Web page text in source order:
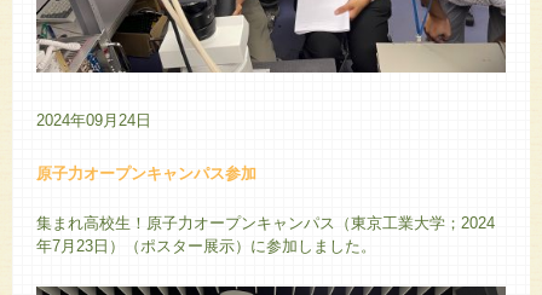
2024年09月24日
原子力オープンキャンパス参加
集まれ高校生！原子力オープンキャンパス（東京工業大学；2024
年7月23日）（ポスター展示）に参加しました。